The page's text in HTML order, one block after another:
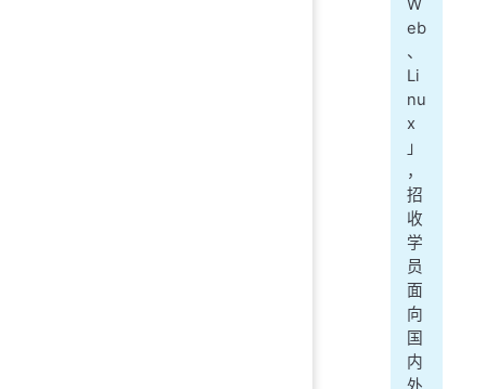
W
eb
、
Li
nu
x
」
，
招
收
学
员
面
向
国
内